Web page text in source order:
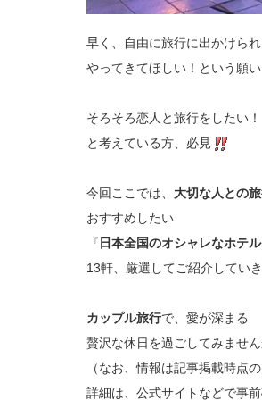
早く、自由に旅行に出かけら
やってきてほしい！という願
そろそろ恋人と旅行をしたい！
と考えている方、必見
今回ここでは、 大切な人との
おすすめしたい
『 日本全国のオシャレなホテル
13軒、厳選してご紹介してい
カップル旅行で、愛が深まる
贅沢な休日を過ごしてみません
（なお、情報は記事掲載時点の
詳細は、公式サイトなどで事